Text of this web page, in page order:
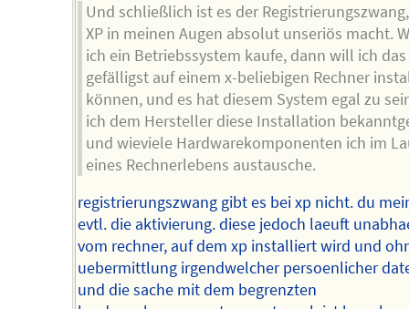
Und schließlich ist es der
XP in meinen Augen absolut unseriös macht.
ich ein Betriebssystem kaufe, dann will ich das
gefälligst auf einem x-beliebigen Rechner
können, und es hat diesem System egal zu
ich dem Hersteller diese Installation
und wieviele Hardwarekomponenten ich im
eines Rechnerlebens austausche.
registrierungszwang gibt es bei xp nicht. du
evtl. die aktivierung. diese jedoch laeuft
vom rechner, auf dem xp installiert wird und
uebermittlung irgendwelcher persoenlicher
und die sache mit dem begrenzten